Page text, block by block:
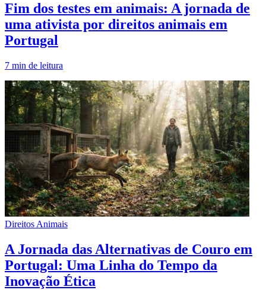
Fim dos testes em animais: A jornada de
uma ativista por direitos animais em
Portugal
7 min de leitura
Direitos Animais
A Jornada das Alternativas de Couro em
Portugal: Uma Linha do Tempo da
Inovação Ética